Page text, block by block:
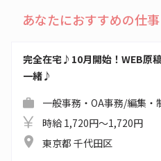
あなたにおすすめの仕事
完全在宅♪10月開始！WEB原
一緒♪
一般事務・OA事務/編集・
時給 1,720円～1,720円
東京都 千代田区